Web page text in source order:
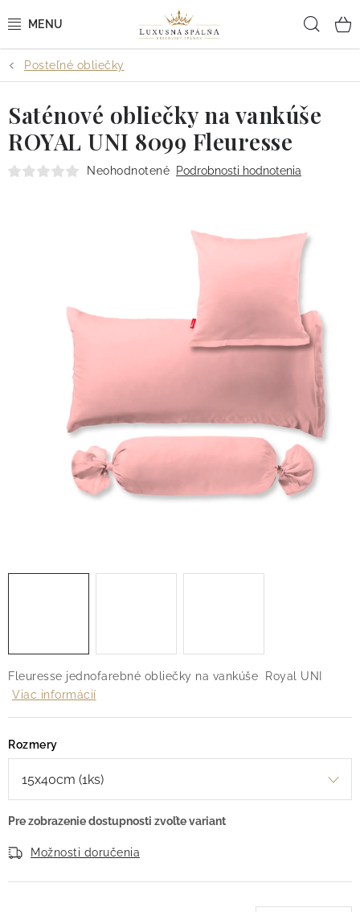
na
POSTEĽNÉ OBLIEČKY
POSTEĽNÉ PLACHTY
PREHOZY A PAPLÓNY
DIZAJNÉRI
Blog
Obchodné podmienky
Podmienky ochrany osobných údajov
Reklamačný poriadok
Vrátenie tovaru
Posteľné obliečky
Fleuresse jednofarebné obliečky na vankúše Royal UNI
Viac informácií
Rozmery
Možnosti doručenia
Saténové obliečky na vankúše
ROYAL UNI 8099 Fleuresse
Neohodnotené Podrobnosti hodnotenia